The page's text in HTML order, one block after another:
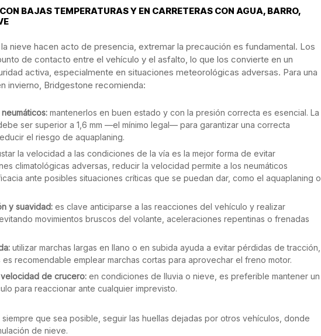
BAJAS TEMPERATURAS Y EN CARRETERAS CON AGUA, BARRO,
nieve hacen acto de presencia, extremar la precaución es fundamental. Los
de contacto entre el vehículo y el asfalto, lo que los convierte en un
activa, especialmente en situaciones meteorológicas adversas. Para una
invierno, Bridgestone recomienda:
mantenerlos en buen estado y con la presión correcta es esencial. La
ser superior a 1,6 mm —el mínimo legal— para garantizar una correcta
el riesgo de aquaplaning.
la velocidad a las condiciones de la vía es la mejor forma de evitar
climatológicas adversas, reducir la velocidad permite a los neumáticos
ante posibles situaciones críticas que se puedan dar, como el aquaplaning o
y suavidad: es clave anticiparse a las reacciones del vehículo y realizar
movimientos bruscos del volante, aceleraciones repentinas o frenadas
utilizar marchas largas en llano o en subida ayuda a evitar pérdidas de tracción,
recomendable emplear marchas cortas para aprovechar el freno motor.
de crucero: en condiciones de lluvia o nieve, es preferible mantener un
para reaccionar ante cualquier imprevisto.
siempre que sea posible, seguir las huellas dejadas por otros vehículos, donde
de nieve.